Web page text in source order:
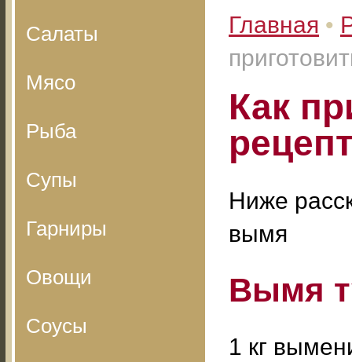
Салаты
Мясо
Рыба
Супы
Гарниры
Овощи
Соусы
Главная •
Как
Ниже
вымя
Вымя
1 кг